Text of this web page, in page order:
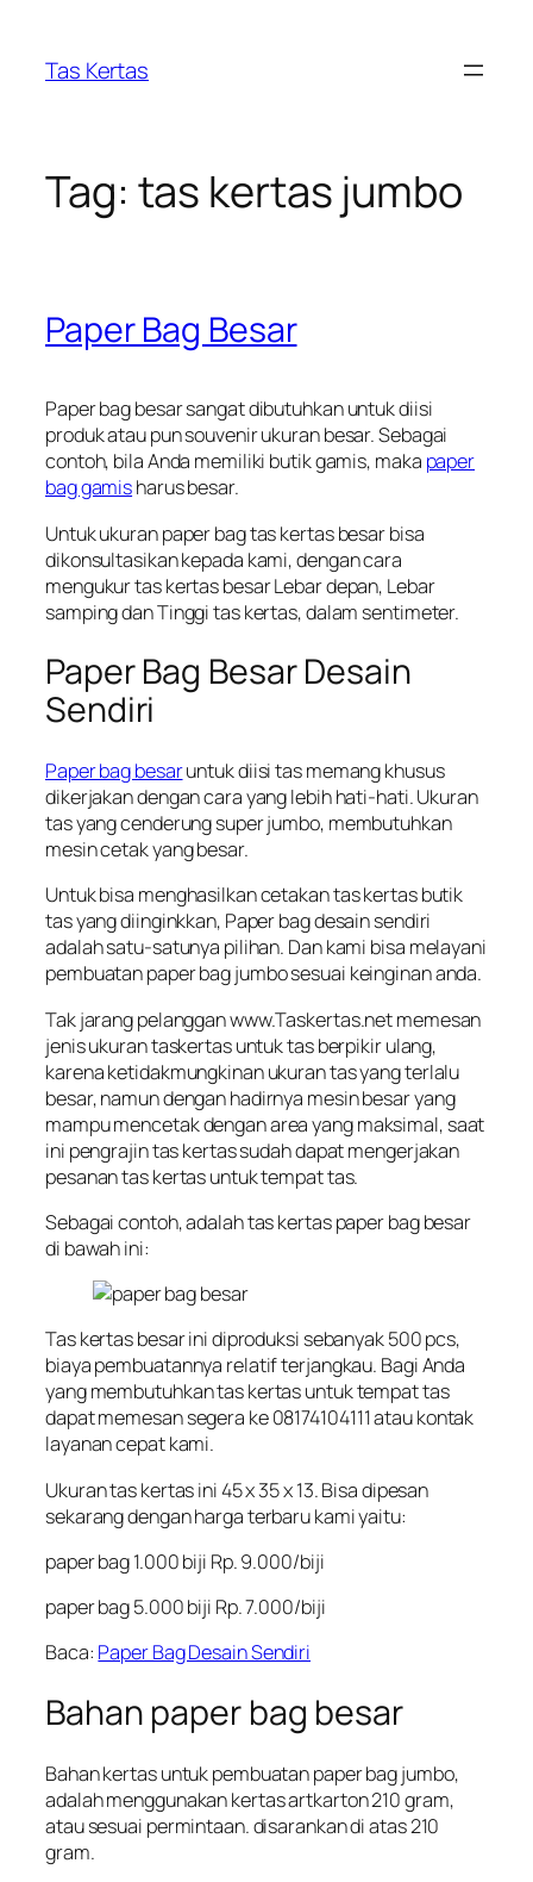
content
Tas Kertas
Tag: tas kertas jumbo
Paper Bag Besar
Paper bag besar sangat dibutuhkan untuk diisi
produk atau pun souvenir ukuran besar. Sebagai
contoh, bila Anda memiliki butik gamis, maka paper
bag gamisharus besar.
Untuk ukuran paper bag tas kertas besar bisa
dikonsultasikan kepada kami, dengan cara
mengukur tas kertas besar Lebar depan, Lebar
samping dan Tinggi tas kertas, dalam sentimeter.
Paper Bag Besar Desain
Sendiri
Paper bag besaruntuk diisi tas memang khusus
dikerjakan dengan cara yang lebih hati-hati. Ukuran
tas yang cenderung super jumbo, membutuhkan
mesin cetak yang besar.
Untuk bisa menghasilkan cetakan tas kertas butik
tas yang diinginkkan, Paper bag desain sendiri
adalah satu-satunya pilihan. Dan kami bisa melayani
pembuatan paper bag jumbo sesuai keinginan anda.
Tak jarang pelanggan www.Taskertas.net memesan
jenis ukuran taskertas untuk tas berpikir ulang,
karena ketidakmungkinan ukuran tas yang terlalu
besar, namun dengan hadirnya mesin besar yang
mampu mencetak dengan area yang maksimal, saat
ini pengrajin tas kertas sudah dapat mengerjakan
pesanan tas kertas untuk tempat tas.
Sebagai contoh, adalah tas kertas paper bag besar
di bawah ini:
Tas kertas besar ini diproduksi sebanyak 500 pcs,
biaya pembuatannya relatif terjangkau. Bagi Anda
yang membutuhkan tas kertas untuk tempat tas
dapat memesan segera ke 08174104111 atau kontak
layanan cepat kami.
Ukuran tas kertas ini 45 x 35 x 13. Bisa dipesan
sekarang dengan harga terbaru kami yaitu:
paper bag 1.000 biji Rp. 9.000/biji
paper bag 5.000 biji Rp. 7.000/biji
Baca: Paper Bag Desain Sendiri
Bahan paper bag besar
Bahan kertas untuk pembuatan paper bag jumbo,
adalah menggunakan kertas artkarton 210 gram,
atau sesuai permintaan. disarankan di atas 210
gram.